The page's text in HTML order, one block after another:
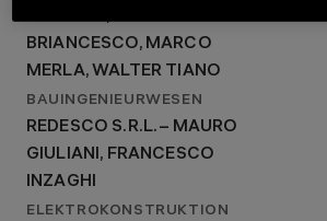
OSNAGHI, ANGELO
BRIANCESCO, MARCO
MERLA, WALTER TIANO
BAUINGENIEURWESEN
REDESCO S.R.L. – MAURO
GIULIANI, FRANCESCO
INZAGHI
ELEKTROKONSTRUKTION